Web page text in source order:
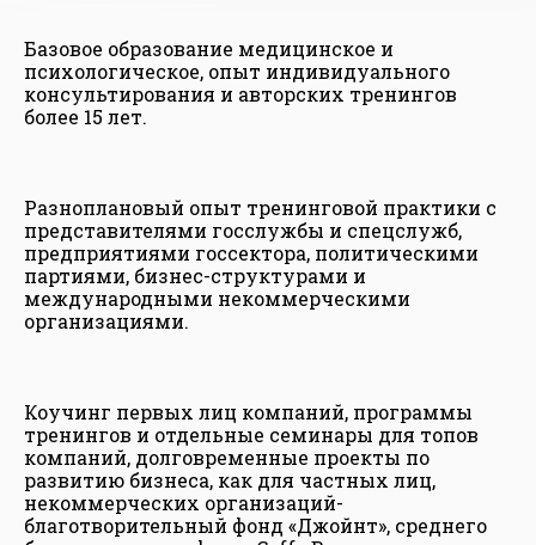
Базовое образование медицинское и
психологическое, опыт индивидуального
консультирования и авторских тренингов
более 15 лет.
Разноплановый опыт тренинговой практики с
представителями госслужбы и спецслужб,
предприятиями госсектора, политическими
партиями, бизнес-структурами и
международными некоммерческими
организациями.
Коучинг первых лиц компаний, программы
тренингов и отдельные семинары для топов
компаний, долговременные проекты по
развитию бизнеса, как для частных лиц,
некоммерческих организаций-
благотворительный фонд «Джойнт», среднего